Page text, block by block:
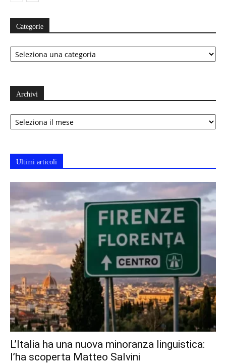
Categorie
Categorie
Archivi
Archivi
Ultimi articoli
L’Italia ha una nuova minoranza linguistica:
l’ha scoperta Matteo Salvini